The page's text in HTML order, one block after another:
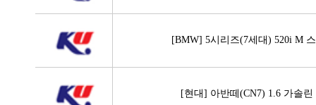
[BMW] 5시리즈(7세대) 520i M
[현대] 아반떼(CN7) 1.6 가솔린